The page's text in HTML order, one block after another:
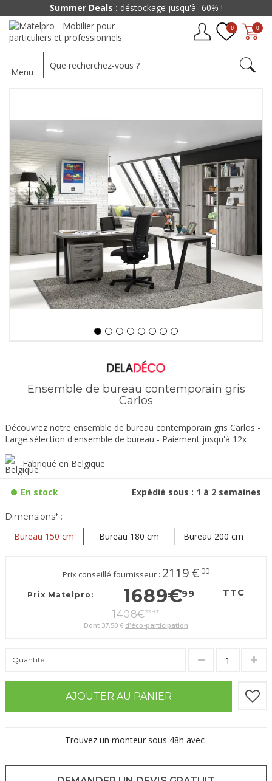
0
0
Menu
Ensemble de bureau contemporain gris
Carlos
Découvrez notre ensemble de bureau contemporain gris Carlos -
Large sélection d'ensemble de bureau - Paiement jusqu'à 12x
Fabriqué en Belgique
En stock Expédié sous : 1 à 2 semaines
Dimensions* :
Bureau 150 cm Bureau 180 cm Bureau 200 cm
Prix conseillé fournisseur : 2119 € 00
Prix Matelpro: 1689€99 TTC
1408€33 HT
Dont 37,50 € d'éco-participation
Quantité
AJOUTER AU PANIER
Trouvez un monteur sous 48h avec
Summer Deals : déstockage jusqu'à -60% !